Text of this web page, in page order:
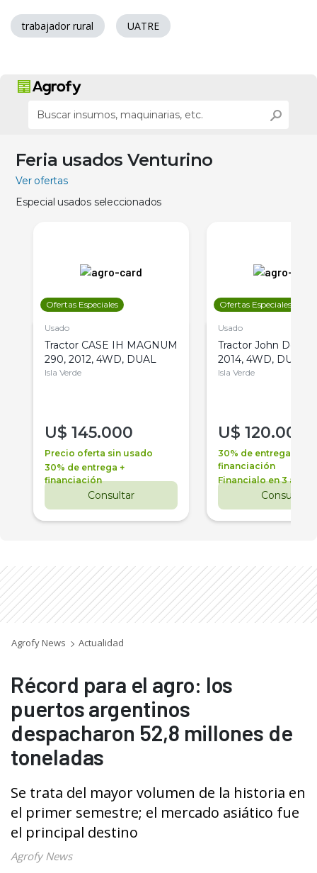
trabajador rural UATRE
Feria usados Venturino
Ver ofertas
Especial usados seleccionados
Ofertas Especiales
Usado
Tractor CASE IH MAGNUM
290, 2012, 4WD, DUAL
Isla Verde
U$ 145.000
Precio oferta sin usado
30% de entrega +
financiación
Consultar
Ofertas Especiales
Usado
Tractor John Deere
2014, 4WD, DUAL
Isla Verde
U$ 120.000
30% de entrega +
financiación
Financialo en 3 años
Consultar
Agrofy News Actualidad
Récord para el agro: los
puertos argentinos
despacharon 52,8 millones de
toneladas
Se trata del mayor volumen de la historia en
el primer semestre; el mercado asiático fue
el principal destino
Agrofy News